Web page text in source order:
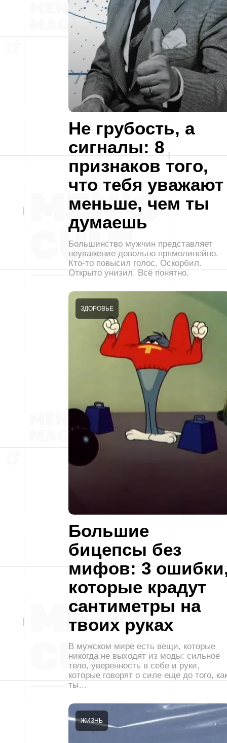
Не грубость, а
сигналы: 8
признаков того,
что тебя уважают
меньше, чем ты
думаешь
Большинство мужчин представляет
неуважение довольно прямолинейно.
Кто-то повысил голос. Оскорбил.
Открыто унизил. Всё понятно.
Большие
бицепсы без
мифов: 3
которые крадут
сантиметры на
твоих руках
ЗДОРОВЬЕ
В мужском мире есть вещи, которые
никогда не выходят из моды: сильное
тело, уверенность в себе и руки,
которые говорят о силе еще до того,
ты…
ЖИЗНЬ